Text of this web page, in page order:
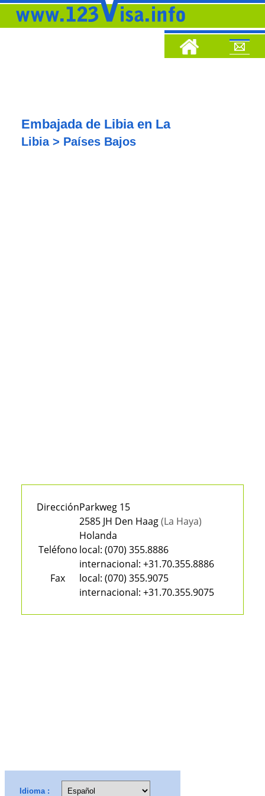
Embajada de Libia en La
Libia > Países Bajos
DirecciónParkweg 15
2585 JH Den Haag(La Haya)
Holanda
Teléfono local: (070) 355.8886
internacional: +31.70.355.8886
Fax
local: (070) 355.9075
internacional: +31.70.355.9075